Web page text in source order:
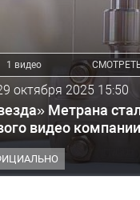
1 видео
октября 2025 15:50
Метрана
видео компании